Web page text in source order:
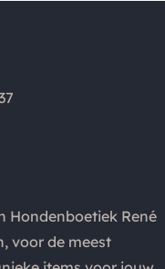
Hondenboetiek René
voor de meest